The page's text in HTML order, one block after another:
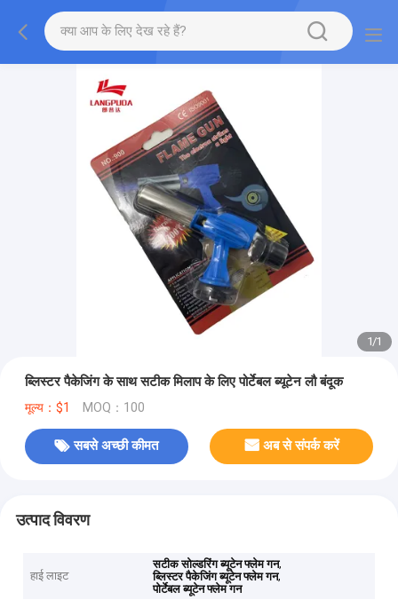
1/1
ब्लिस्टर पैकेजिंग के साथ सटीक मिलाप के लिए पोर्टेबल ब्यूटेन लौ बंदूक
मूल्य：$1 MOQ：100
सबसे अच्छी कीमत अब से संपर्क करें
उत्पाद विवरण
हाई लाइट
सटीक सोल्डरिंग ब्यूटेन फ्लेम गन,
ब्लिस्टर पैकेजिंग ब्यूटेन फ्लेम गन,
पोर्टेबल ब्यूटेन फ्लेम गन